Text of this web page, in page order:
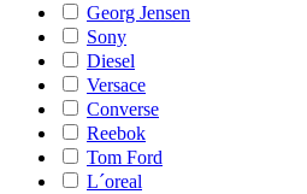
Georg Jensen
Sony
Diesel
Versace
Converse
Reebok
Tom Ford
L´oreal